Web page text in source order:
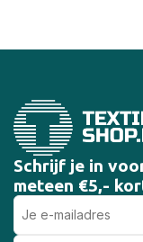
Schrijf je in
meteen €5,-